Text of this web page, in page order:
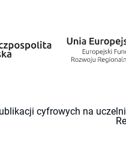
cyfrowych na